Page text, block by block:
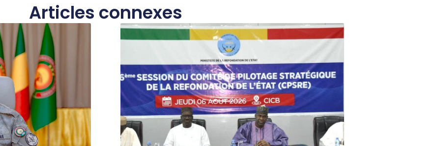
Articles connexes